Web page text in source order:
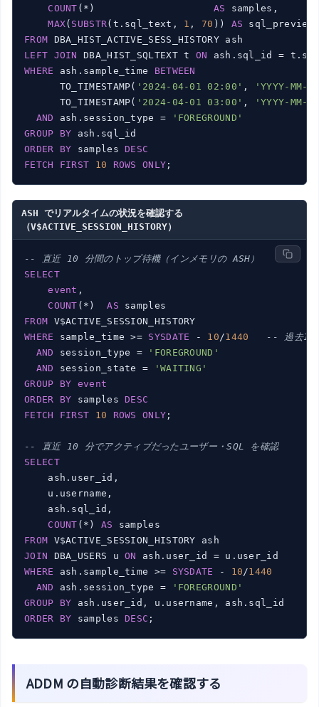
COUNT (*) AS samples,
MAX( SUBSTR (t.sql_text, 1 , 70 )) AS
FROM
LEFT JOIN DBA_HIST_SQLTEXT t ON
WHERE ash.sample_time BETWEEN
      TO_TIMESTAMP(
'2024-04-01 02:00' ,
'YYYY-MM-
      TO_TIMESTAMP(
'2024-04-01 03:00' ,
'YYYY-MM-
AND
ash.session_type =
'FOREGROUND'
GROUP
BY
ORDER
BY samples DESC
FETCH
FIRST 10 ROWS ONLY
ASH でリアルタイムの状況を確認する
（V$ACTIVE_SESSION_HISTORY）
-- 直近 10 分間のトップ待機（インメモリの ASH）
SELECT
event ,
COUNT (*) AS
FROM
WHERE sample_time >= SYSDATE - 10 /1440
-- 過去10
AND
session_type =
'FOREGROUND'
AND
session_state =
'WAITING'
GROUP
BY event
ORDER
BY samples DESC
FETCH
FIRST 10 ROWS ONLY ;
-- 直近 10 分でアクティブだったユーザー・SQL を確認
SELECT
    ash.user_id,
    u.username,
    ash.sql_id,
COUNT (*) AS
FROM
JOIN DBA_USERS u ON
WHERE ash.sample_time >= SYSDATE - 10 /1440
AND
ash.session_type =
'FOREGROUND'
GROUP
BY
ORDER
BY samples DESC
ADDM の自動診断結果を確認する